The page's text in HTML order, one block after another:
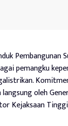
Pembangunan
pemangku
oleh
Kejaksaan